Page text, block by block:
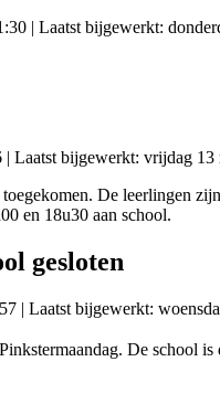
| Laatst bijgewerkt:
| Laatst bijgewerkt: vrijdag 13
De leerlingen
en 18u30 aan school.
gesloten
| Laatst bijgewerkt:
De school